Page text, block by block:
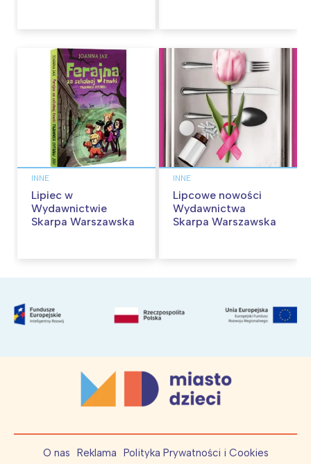
INNE
Lipiec w
Wydawnictwie
Skarpa Warszawska
INNE
Lipcowe nowości
Wydawnictwa
Skarpa Warszawska
O nas Reklama Polityka Prywatności i Cookies